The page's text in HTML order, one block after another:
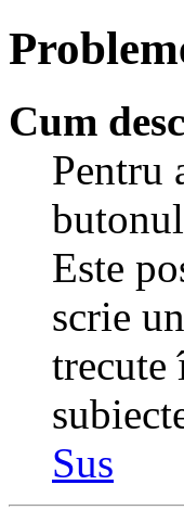
Cum
Pentru
Este
scrie
trecute
Sus